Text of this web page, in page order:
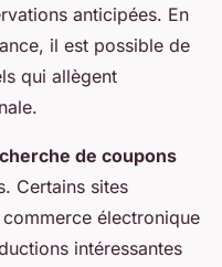
anticipées. En
il est possible de
qui allègent
de coupons
Certains sites
électronique
intéressantes